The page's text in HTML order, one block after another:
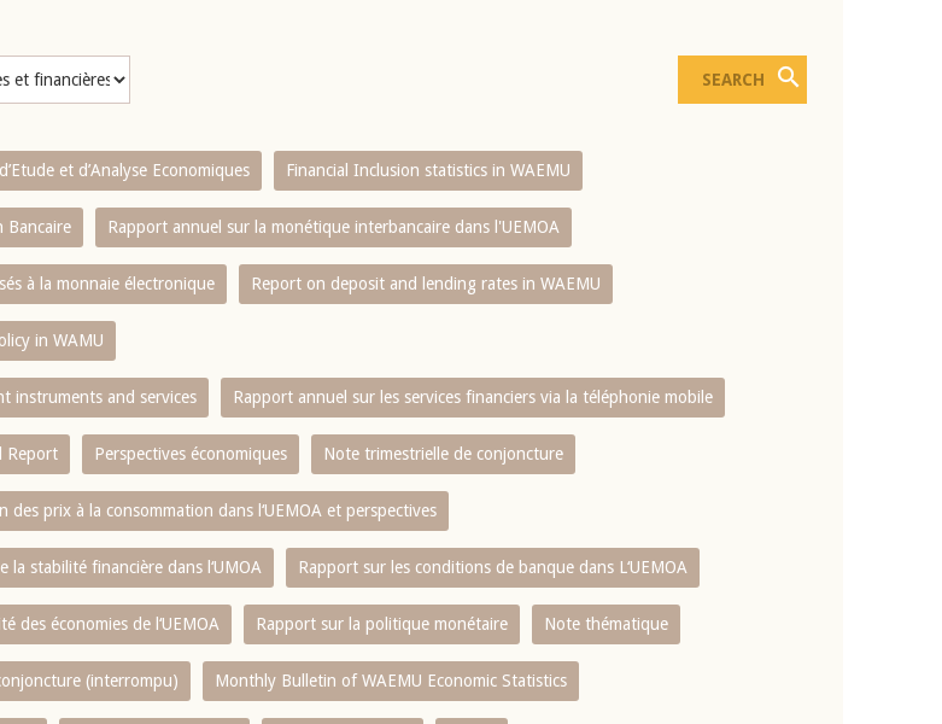
et d’Analyse Economiques Financial Inclusion statistics in WAEMU
Bancaire Rapport annuel sur la monétique interbancaire dans l'UEMOA
à la monnaie électronique Report on deposit and lending rates in WAEMU
in WAMU
instruments and services Rapport annuel sur les services financiers via la téléphonie mobile
Report Perspectives économiques Note trimestrielle de conjoncture
des prix à la consommation dans l‘UEMOA et perspectives
la stabilité financière dans l‘UMOA Rapport sur les conditions de banque dans L‘UEMOA
des économies de l‘UEMOA Rapport sur la politique monétaire Note thématique
(interrompu) Monthly Bulletin of WAEMU Economic Statistics